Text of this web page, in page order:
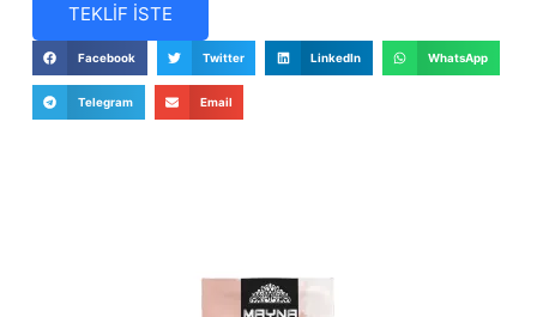
TEKLİF İSTE
Facebook Twitter LinkedIn WhatsApp
Telegram Email